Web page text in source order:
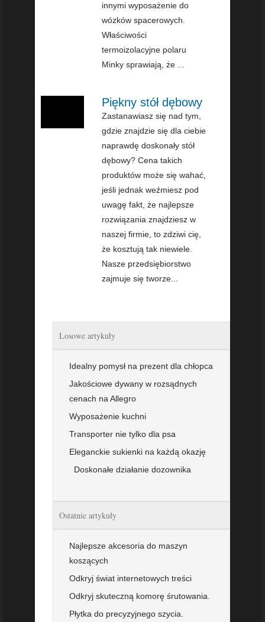
innymi wyposażenie do
wózków spacerowych.
Właściwości
termoizolacyjne polaru
Minky sprawiają, że ...
Piękny stół dębowy
Zastanawiasz się nad tym,
gdzie znajdzie się dla ciebie
naprawdę doskonały stół
dębowy? Cena takich
produktów może się wahać,
jeśli jednak weźmiesz pod
uwagę fakt, że najlepsze
rozwiązania znajdziesz w
naszej firmie, to zdziwi cię,
że kosztują tak niewiele.
Nasze przedsiębiorstwo
zajmuje się tworze...
Losowe artykuły
Idealny pomysł na prezent dla chłopca
Jakościowe dywany w rozsądnych
cenach na Allegro
Wyposażenie kuchni
Transporter nie tylko dla psa
Eleganckie sukienki na każdą okazję
Doskonałe działanie dozownika
Ostatnie artykuły
Najlepsze akcesoria do maszyn
koszących
Odkryj świat internetowych treści
Odkryj skuteczną komorę śrutowania.
Płytka do precyzyjnego szycia.